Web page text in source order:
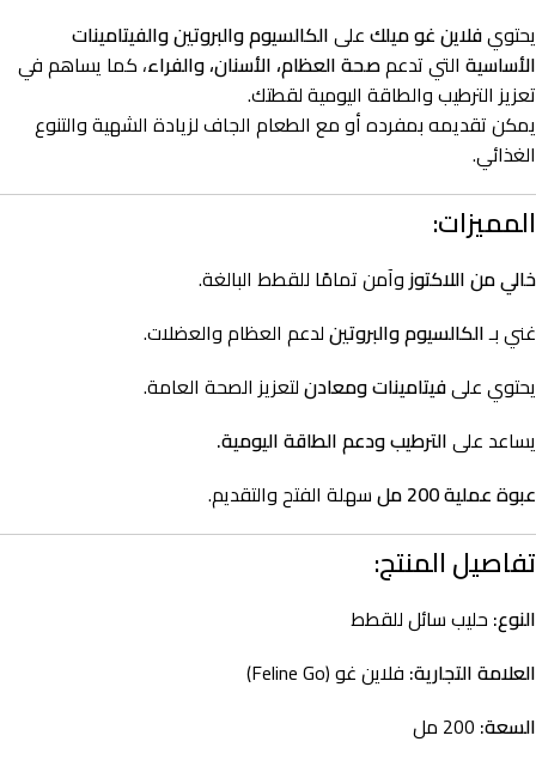
يحتويفلاين غو ميلكعلىالكالسيوم والبروتين والفيتامينات
الأساسية التي تدعمصحة العظام، الأسنان، والفراء، كما يساهم في
تعزيز الترطيب والطاقة اليومية لقطتك.
يمكن تقديمه بمفرده أو مع الطعام الجاف لزيادة الشهية والتنوع
الغذائي.
المميزات:
خالي من اللاكتوزوآمن تمامًا للقطط البالغة.
غني بـالكالسيوم والبروتينلدعم العظام والعضلات.
يحتوي علىفيتامينات ومعادنلتعزيز الصحة العامة.
يساعد علىالترطيب ودعم الطاقة اليومية.
عبوة عملية 200 مل
سهلة الفتح والتقديم.
تفاصيل المنتج:
النوع: حليب سائل للقطط
العلامة التجارية: فلاين غو (Feline Go)
السعة: